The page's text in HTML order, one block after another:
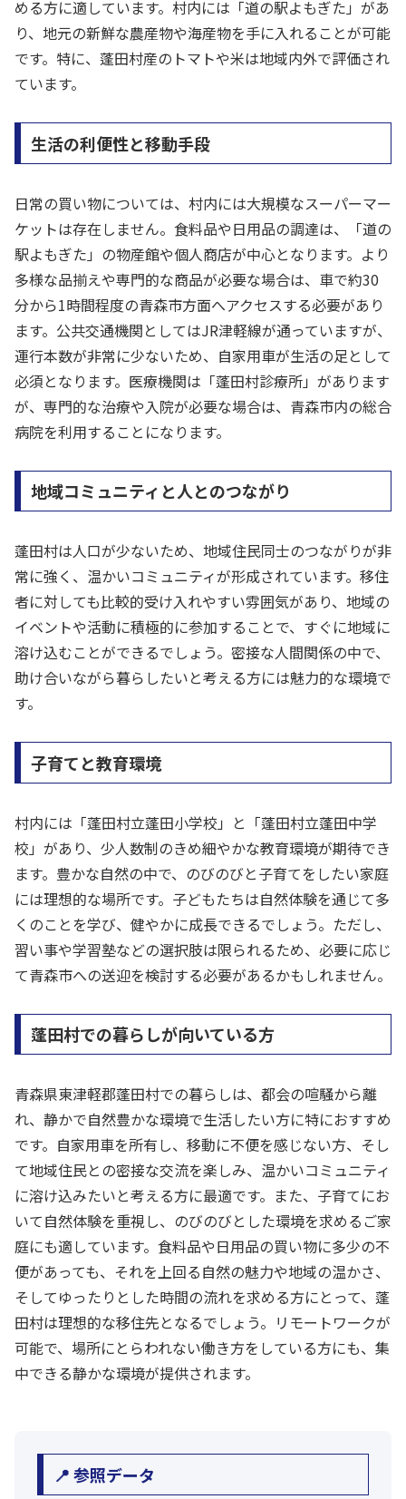
める方に適しています。村内には「道の駅よもぎた」があ
り、地元の新鮮な農産物や海産物を手に入れることが可能
です。特に、蓬田村産のトマトや米は地域内外で評価され
ています。
生活の利便性と移動手段
日常の買い物については、村内には大規模なスーパーマー
ケットは存在しません。食料品や日用品の調達は、「道の
駅よもぎた」の物産館や個人商店が中心となります。より
多様な品揃えや専門的な商品が必要な場合は、車で約30
分から1時間程度の青森市方面へアクセスする必要があり
ます。公共交通機関としてはJR津軽線が通っていますが、
運行本数が非常に少ないため、自家用車が生活の足として
必須となります。医療機関は「蓬田村診療所」があります
が、専門的な治療や入院が必要な場合は、青森市内の総合
病院を利用することになります。
地域コミュニティと人とのつながり
蓬田村は人口が少ないため、地域住民同士のつながりが非
常に強く、温かいコミュニティが形成されています。移住
者に対しても比較的受け入れやすい雰囲気があり、地域の
イベントや活動に積極的に参加することで、すぐに地域に
溶け込むことができるでしょう。密接な人間関係の中で、
助け合いながら暮らしたいと考える方には魅力的な環境で
す。
子育てと教育環境
村内には「蓬田村立蓬田小学校」と「蓬田村立蓬田中学
校」があり、少人数制のきめ細やかな教育環境が期待でき
ます。豊かな自然の中で、のびのびと子育てをしたい家庭
には理想的な場所です。子どもたちは自然体験を通じて多
くのことを学び、健やかに成長できるでしょう。ただし、
習い事や学習塾などの選択肢は限られるため、必要に応じ
て青森市への送迎を検討する必要があるかもしれません。
蓬田村での暮らしが向いている方
青森県東津軽郡蓬田村での暮らしは、都会の喧騒から離
れ、静かで自然豊かな環境で生活したい方に特におすすめ
です。自家用車を所有し、移動に不便を感じない方、そし
て地域住民との密接な交流を楽しみ、温かいコミュニティ
に溶け込みたいと考える方に最適です。また、子育てにお
いて自然体験を重視し、のびのびとした環境を求めるご家
庭にも適しています。食料品や日用品の買い物に多少の不
便があっても、それを上回る自然の魅力や地域の温かさ、
そしてゆったりとした時間の流れを求める方にとって、蓬
田村は理想的な移住先となるでしょう。リモートワークが
可能で、場所にとらわれない働き方をしている方にも、集
中できる静かな環境が提供されます。
📍 参照データ